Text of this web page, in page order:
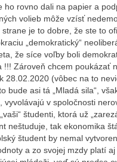
ho rovno dali na papier a
volieb môže vzísť
je to dobre, že ste to
„demokratický“
že síce voľby boli
!!! Zároveň chcem poukázať
28.02.2020 (vôbec na to
bude asi tá „Mladá sila“,
v spoločnosti
študenti, ktorá už
neštuduje, tak ekonomika
študent by nemal
a zo svojej mzdy platí